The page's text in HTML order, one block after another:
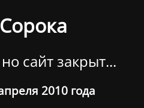
сайт закрыт...
2010 года